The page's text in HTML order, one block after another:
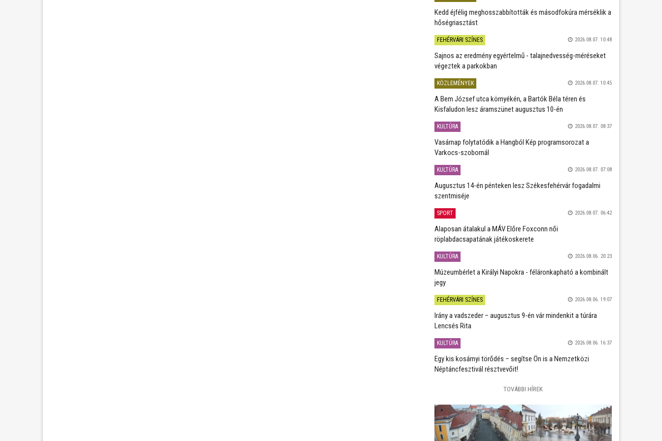
Kedd éjfélig meghosszabbították és másodfokúra mérséklik a
hőségriasztást
FEHÉRVÁRI SZÍNES 2026.08.07. 10:48
Sajnos az eredmény egyértelmű - talajnedvesség-méréseket
végeztek a parkokban
KÖZLEMÉNYEK 2026.08.07. 10:45
A Bem József utca környékén, a Bartók Béla téren és
Kisfaludon lesz áramszünet augusztus 10-én
KULTÚRA 2026.08.07. 08:37
Vasárnap folytatódik a Hangból Kép programsorozat a
Varkocs-szobornál
KULTÚRA 2026.08.07. 07:08
Augusztus 14-én pénteken lesz Székesfehérvár fogadalmi
szentmiséje
SPORT 2026.08.07. 06:42
Alaposan átalakul a MÁV Előre Foxconn női
röplabdacsapatának játékoskerete
KULTÚRA 2026.08.06. 20:23
Múzeumbérlet a Királyi Napokra - féláronkapható a kombinált
jegy
FEHÉRVÁRI SZÍNES 2026.08.06. 19:07
Irány a vadszeder – augusztus 9-én vár mindenkit a túrára
Lencsés Rita
KULTÚRA 2026.08.06. 16:37
Egy kis kosárnyi törődés – segítse Ön is a Nemzetközi
Néptáncfesztivál résztvevőit!
TOVÁBBI HÍREK